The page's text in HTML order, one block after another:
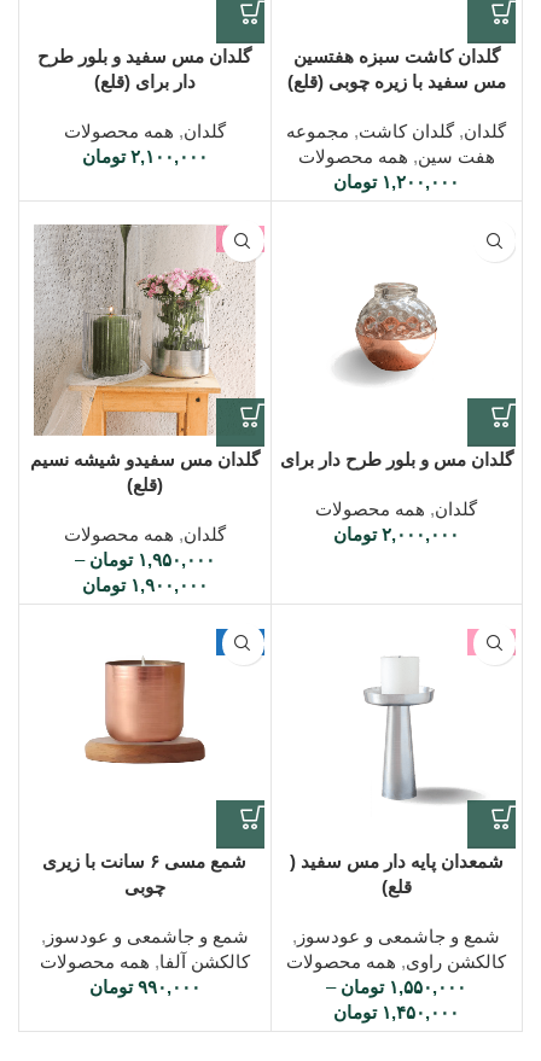
گلدان کاشت سبزه هفتسین
مس سفید با زیره چوبی (قلع)
گلدان,گلدان کاشت, مجموعه
هفت سین, همه محصولات
۱,۲۰۰,۰۰۰ تومان
گلدان مس سفید و بلور طرح
دار برای (قلع)
گلدان, همه محصولات
۲,۱۰۰,۰۰۰ تومان
گلدان مس و بلور طرح دار برای
گلدان, همه محصولات
۲,۰۰۰,۰۰۰ تومان
-7%
گلدان مس سفیدو شیشه نسیم
(قلع)
گلدان, همه محصولات
۱,۹۵۰,۰۰۰ تومان –
۱,۹۰۰,۰۰۰ تومان
-3%
شمعدان پایه دار مس سفید (
قلع)
شمع و جاشمعی و عودسوز ,
کالکشن راوی, همه محصولات
۱,۵۵۰,۰۰۰ تومان –
۱,۴۵۰,۰۰۰ تومان
ویژه
شمع مسی ۶ سانت با زیری
چوبی
شمع و جاشمعی و عودسوز ,
کالکشن آلفا, همه محصولات
۹۹۰,۰۰۰ تومان